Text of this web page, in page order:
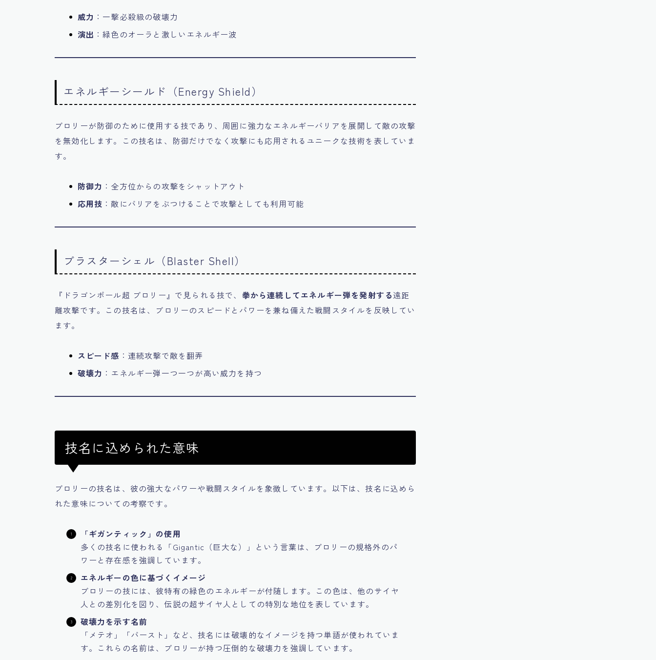
威力 ：一撃必殺級の破壊力
演出 ：緑色のオーラと激しいエネルギー波
エネルギーシールド（Energy Shield）
ブロリーが防御のために使用する技であり、周囲に強力なエネルギーバリアを展開して敵の攻撃
を無効化します。この技名は、防御だけでなく攻撃にも応用されるユニークな技術を表していま
す。
防御力 ：全方位からの攻撃をシャットアウト
応用技 ：敵にバリアをぶつけることで攻撃としても利用可能
ブラスターシェル（Blaster Shell）
『ドラゴンボール超 ブロリー』で見られる技で、 拳から連続してエネルギー弾を発射する遠距
離攻撃です。この技名は、ブロリーのスピードとパワーを兼ね備えた戦闘スタイルを反映してい
ます。
スピード感 ：連続攻撃で敵を翻弄
破壊力 ：エネルギー弾一つ一つが高い威力を持つ
技名に込められた意味
ブロリーの技名は、彼の強大なパワーや戦闘スタイルを象徴しています。以下は、技名に込めら
れた意味についての考察です。
「ギガンティック」の使用
多くの技名に使われる「Gigantic（巨大な）」という言葉は、ブロリーの規格外のパ
ワーと存在感を強調しています。
エネルギーの色に基づくイメージ
ブロリーの技には、彼特有の緑色のエネルギーが付随します。この色は、他のサイヤ
人との差別化を図り、伝説の超サイヤ人としての特別な地位を表しています。
破壊力を示す名前
「メテオ」「バースト」など、技名には破壊的なイメージを持つ単語が使われていま
す。これらの名前は、ブロリーが持つ圧倒的な破壊力を強調しています。